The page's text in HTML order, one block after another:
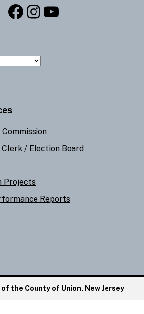
Facebook
Instagram
YouTube
Clerk / Election Board
Projects
Reports
the County of Union, New Jersey